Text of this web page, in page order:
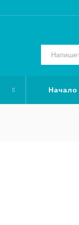
Начало